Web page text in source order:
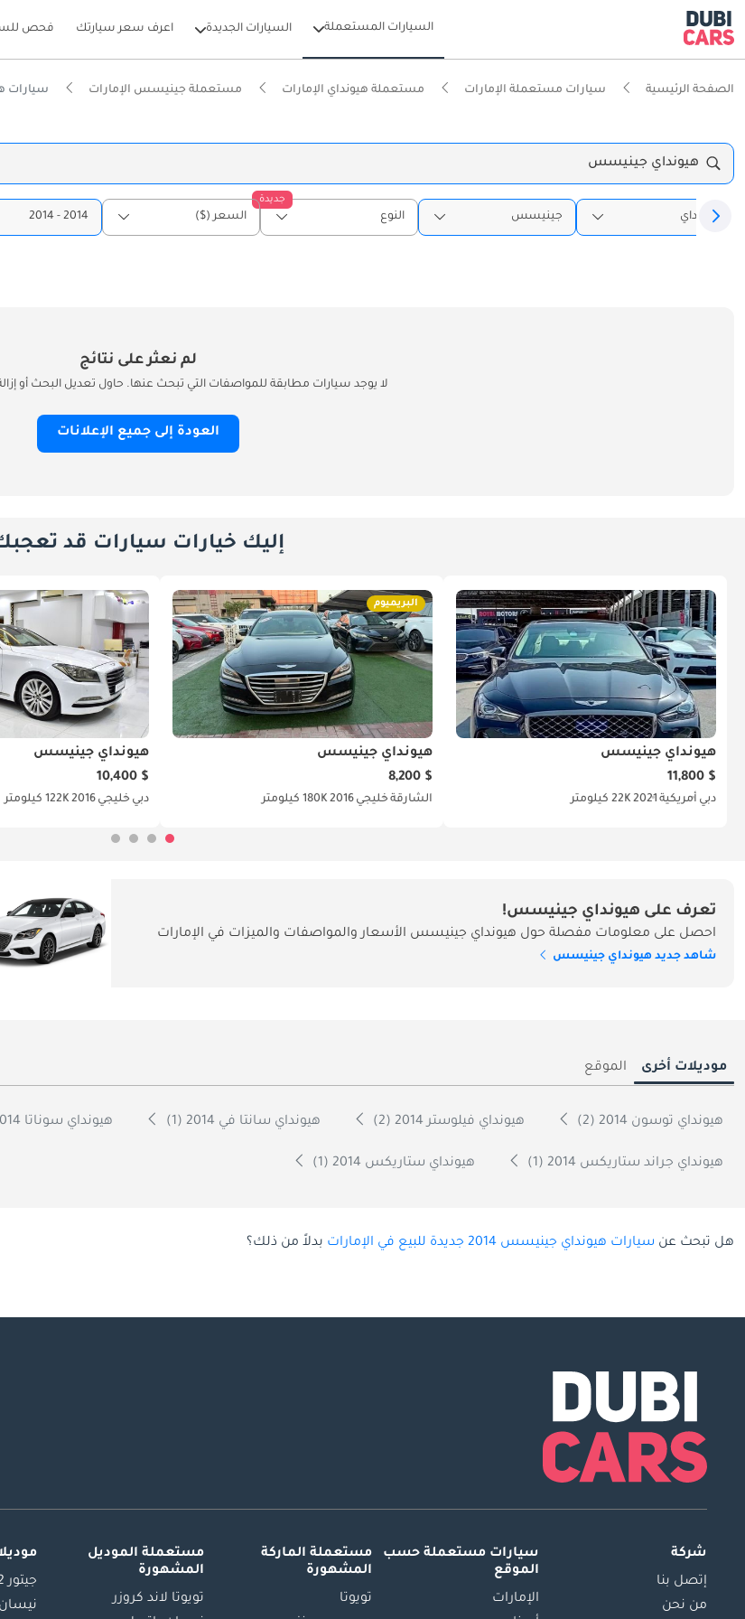
السيارات المستعملة السيارات الجديدة اعرف سعر سيارتك فحص
الصفحة الرئيسية سيارات مستعملة الإمارات مستعملة هيونداي الإمارات مستعملة جينيسس الإمارات سيارات هيونداي
هيونداي جينيسس
هيونداي جينيسس
جديدة
النوع السعر ($) 2014 - 2014
لم نعثر على نتائج
لا يوجد سيارات مطابقة للمواصفات التي تبحث عنها. حاول تعديل البحث أو
العودة إلى جميع الإعلانات
إليك خيارات سيارات قد
هيونداي جينيسس
$ 11,800
دبي أمريكية 202122K كيلومتر
البريميوم
هيونداي جينيسس
$ 8,200
الشارقة خليجي 2016180K كيلومتر
هيونداي جينيسس
$ 10,400
دبي خليجي 2016122K كيلومتر
تعرف على هيونداي جينيسس!
احصل على معلومات مفصلة حول هيونداي جينيسس الأسعار والمواصفات والميزات في الإمارات
شاهد جديد هيونداي جينيسس
موديلات أخرى الموقع
هيونداي توسون 2014 (2) هيونداي فيلوستر 2014 (2) هيونداي سانتا في 2014 (1) هيونداي سوناتا 2014 (1)
هيونداي جراند ستاريكس 2014 (1) هيونداي ستاريكس 2014 (1)
هل تبحث عن سيارات هيونداي جينيسس 2014 جديدة للبيع في الإمارات بدلاً من ذلك؟
شركة
إتصل بنا
من نحن
سيارات مستعملة حسب
الموقع
الإمارات
مستعملة الماركة
المشهورة
تويوتا
مستعملة الموديل
المشهورة
تويوتا لاند كروزر
جيتور T2